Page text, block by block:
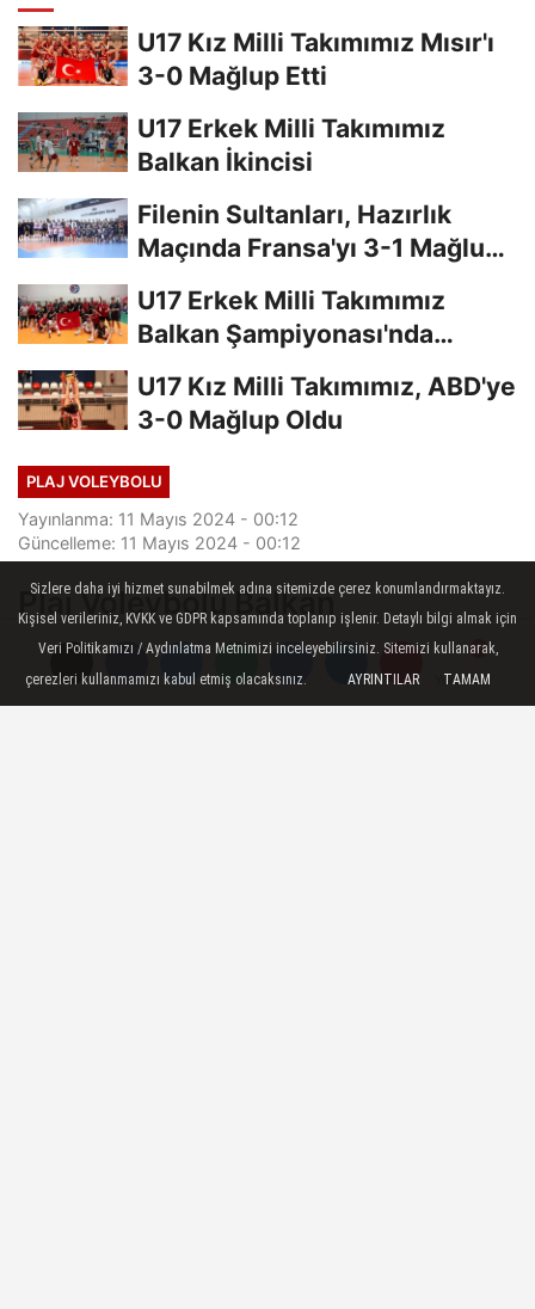
Yorumlar
U17 Kız Milli Takımımız Mısır'ı
3-0 Mağlup Etti
U17 Erkek Milli Takımımız
Balkan İkincisi
Filenin Sultanları, Hazırlık
Maçında Fransa'yı 3-1 Mağlup
U17 Erkek Milli Takımımız
Balkan Şampiyonası'nda
U17 Kız Milli Takımımız, ABD'ye
3-0 Mağlup Oldu
PLAJ VOLEYBOLU
Yayınlanma: 11 Mayıs 2024 - 00:12
Güncelleme: 11 Mayıs 2024 - 00:12
Plaj Voleybolu Balkan
Şampiyonası ve U20 Türkiye
Şampiyonası Ören'de BaşlıyorYorumlar
Sizlere daha iyi hizmet sunabilmek adına sitemizde çerez konumlandırmaktayız.
Kişisel verileriniz, KVKK ve GDPR kapsamında toplanıp işlenir. Detaylı bilgi almak için
Veri Politikamızı / Aydınlatma Metnimizi inceleyebilirsiniz. Sitemizi kullanarak,
çerezleri kullanmamızı kabul etmiş olacaksınız.
AYRINTILAR TAMAM